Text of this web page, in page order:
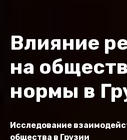
Влияние
на
нормы в
Исследование
общества в Грузии